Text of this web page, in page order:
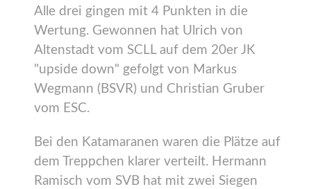
Alle drei gingen mit 4 Punkten in die
Wertung. Gewonnen hat Ulrich von
Altenstadt vom SCLL auf dem 20er JK
"upside down" gefolgt von Markus
Wegmann (BSVR) und Christian Gruber
vom ESC.
Bei den Katamaranen waren die Plätze auf
dem Treppchen klarer verteilt. Hermann
Ramisch vom SVB hat mit zwei Siegen